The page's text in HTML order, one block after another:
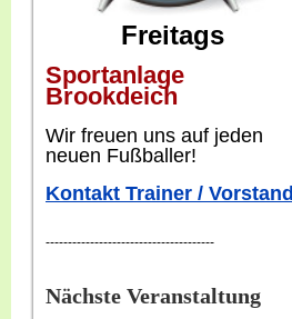
Freitags
Sportanlage
Brookdeich
Wir freuen uns auf jeden
neuen Fußballer!
Kontakt Trainer / Vorstand
--------------------------------------
Nächste Veranstaltung